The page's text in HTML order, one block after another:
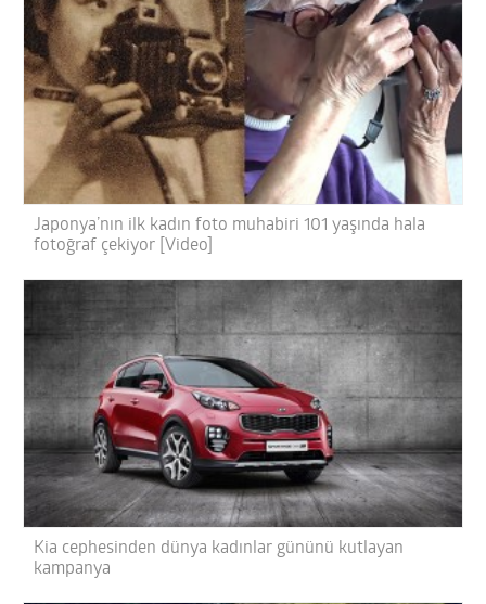
Japonya’nın ilk kadın foto muhabiri 101 yaşında hala
fotoğraf çekiyor [Video]
Kia cephesinden dünya kadınlar gününü kutlayan
kampanya